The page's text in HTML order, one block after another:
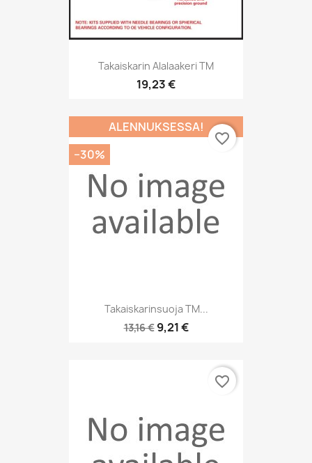
Takaiskarin Alalaakeri TM
19,23 €
Takaiskarinsuoja TM...
13,16 € 9,21 €
ALENNUKSESSA!
−30%
favorite_border
favorite_border